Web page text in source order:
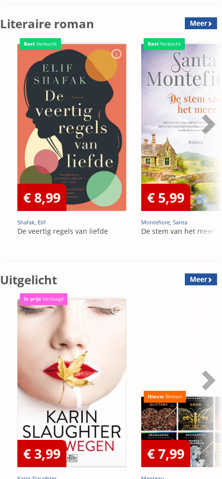
Literaire roman Meer
Best Verkocht
€ 8,99
Shafak, Elif
De veertig regels van liefde
Best Verkocht
€ 5,99
Montefiore, Santa
De stem van het meer
Uitgelicht Meer
In prijs Verlaagd
€ 3,99
Nieuw Binnen
€ 7,99